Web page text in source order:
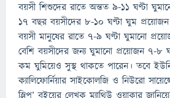
বয়সী শিশুদের রাতে অন্তত ৯-১১ ঘণ্টা
১৭ বছর বয়সীদের ৮-১০ ঘণ্টা ঘুম
বয়সী মানুষের রাতে ৭-৯ ঘণ্টা ঘুমানো
বেশি বয়সীদের জন্য ঘুমানো প্রয়োজন ৭-৮
কম ঘুমিয়েও সুস্থ থাকতে পারেন। তবে
ক্যালিফোর্নিয়ার সাইকোলজি ও নিউরো